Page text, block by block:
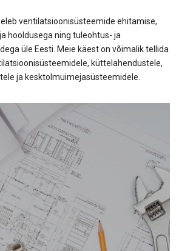
ventilatsioonisüsteemide ehitamise,
hooldusega ning tuleohtus- ja
üle Eesti. Meie käest on võimalik tellida
küttelahendustele,
ja kesktolmuimejasüsteemidele.